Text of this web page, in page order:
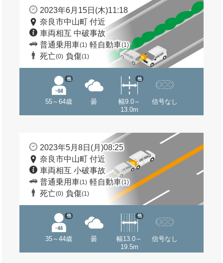
2023年6月15日(木)11:18
奈良市中山町 付近
車両相互 中破事故
普通乗用車(1) 軽自動車(1)
死亡(0) 負傷(1)
55～64歳
他
曇
幅9.0～
13.0m
他
信号なし
2023年5月8日(月)08:25
奈良市中山町 付近
車両相互 小破事故
普通乗用車(1) 軽自動車(1)
死亡(0) 負傷(1)
35～44歳
他
曇
幅13.0～
19.5m
他
信号なし